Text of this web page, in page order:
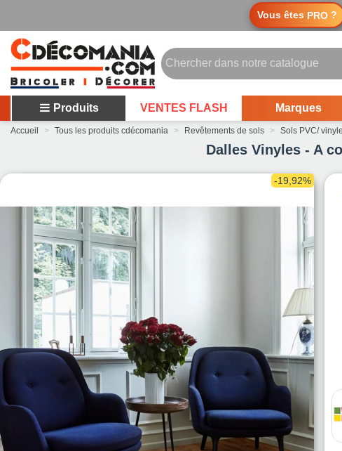
Vous êtes PRO ?
Produits VENTES FLASH Marques
Accueil > Tous les produits cdécomania > Revêtements de sols > Sols PVC/
Dalles Vinyles - A
-19,92%